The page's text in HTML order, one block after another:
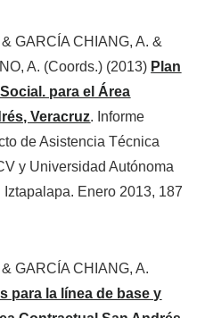
GARCÍA CHIANG, A. &
A. (Coords.) (2013) Plan
para el Área
Veracruz. Informe
de Asistencia Técnica
y Universidad Autónoma
Enero 2013, 187
GARCÍA CHIANG, A.
para la línea de base y